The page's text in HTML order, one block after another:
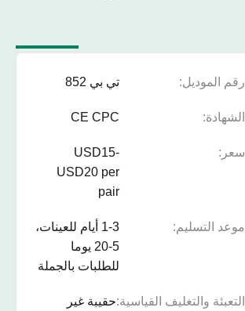
رقم الموديل: تي بي 852
الشهادة: CE CPC
سعر:
USD15-
USD20 per
pair
موعد التسليم:
1-3 أيام للعينات،
5-20 يوما
للطلبات بالجملة
التعبئة والتغليف القياسية:حقيبة غير